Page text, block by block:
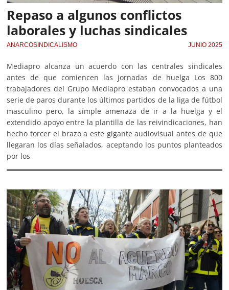
Repaso a algunos conflictos
laborales y luchas sindicales
ANARCOSINDICALISMO JUNIO 2025
Mediapro alcanza un acuerdo con las centrales sindicales
antes de que comiencen las jornadas de huelga Los 800
trabajadores del Grupo Mediapro estaban convocados a una
serie de paros durante los últimos partidos de la liga de fútbol
masculino pero, la simple amenaza de ir a la huelga y el
extendido apoyo entre la plantilla de las reivindicaciones, han
hecho torcer el brazo a este gigante audiovisual antes de que
llegaran los días señalados, aceptando los puntos planteados
por los